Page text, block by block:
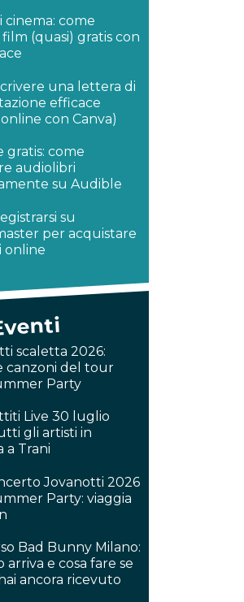
cinema: come
(quasi) gratis con
una lettera di
efficace
con Canva)
gratis: come
audiolibri
su Audible
su
per acquistare
online
scaletta 2026:
canzoni del tour
Party
Live 30 luglio
gli artisti in
a Trani
Jovanotti 2026
Party: viaggia
Bad Bunny Milano:
arriva e cosa fare se
ancora ricevuto